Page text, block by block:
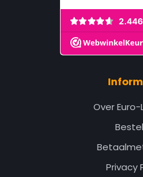
Over Euro-
Privacy